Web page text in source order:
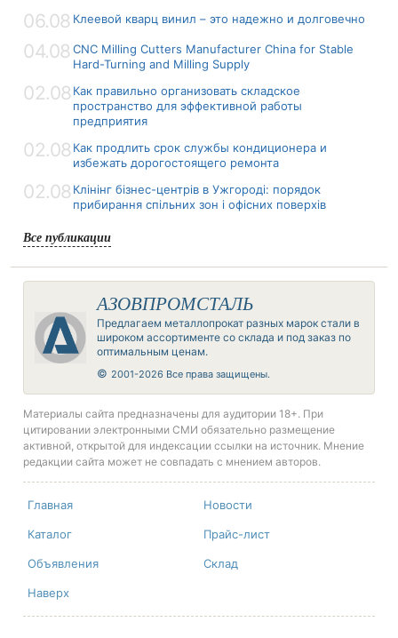
06.08 Клеевой кварц винил – это надежно и долговечно
04.08 CNC Milling Cutters Manufacturer China for Stable
Hard-Turning and Milling Supply
02.08 Как правильно организовать складское
пространство для эффективной работы
предприятия
02.08 Как продлить срок службы кондиционера и
избежать дорогостоящего ремонта
02.08 Клінінг бізнес-центрів в Ужгороді: порядок
прибирання спільних зон і офісних поверхів
Все публикации
АЗОВПРОМСТАЛЬ
Предлагаем металлопрокат разных марок стали в
широком ассортименте со склада и под заказ по
оптимальным ценам.
© 2001-2026 Все права защищены.
Материалы сайта предназначены для аудитории 18+. При
цитировании электронными СМИ обязательно размещение
активной, открытой для индексации ссылки на источник. Мнение
редакции сайта может не совпадать с мнением авторов.
Главная Новости
Каталог Прайс-лист
Объявления Склад
Наверх